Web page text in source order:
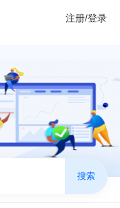
注册/登录
搜索